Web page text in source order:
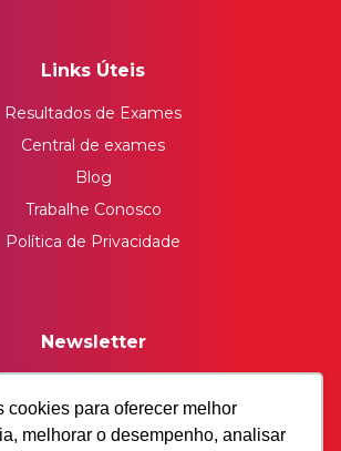
cookies para oferecer melhor
melhorar o desempenho, analisar
Links Úteis
Resultados de Exames
Central de exames
Blog
Trabalhe Conosco
Política de Privacidade
Newsletter
exclusivos.